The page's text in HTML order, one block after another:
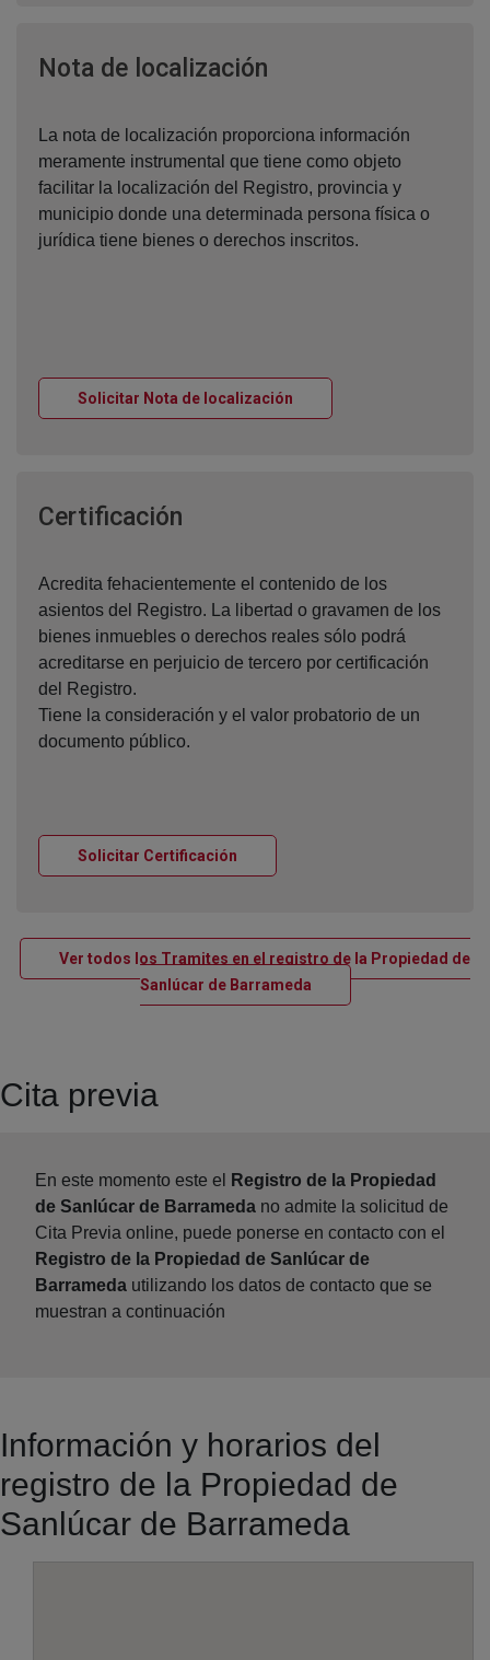
Nota de localización
La nota de localización proporciona información
meramente instrumental que tiene como objeto
facilitar la localización del Registro, provincia y
municipio donde una determinada persona física o
jurídica tiene bienes o derechos inscritos.
Solicitar Nota de localización
Certificación
Acredita fehacientemente el contenido de los
asientos del Registro. La libertad o gravamen de los
bienes inmuebles o derechos reales sólo podrá
acreditarse en perjuicio de tercero por certificación
del Registro.
Tiene la consideración y el valor probatorio de un
documento público.
Solicitar Certificación
Ver todos los Tramites en el registro de la Propiedad de
Sanlúcar de BarramedaVentana nueva
Cita previa
En este momento este el
Registro de la Propiedad
de Sanlúcar de Barrameda no admite la solicitud de
Cita Previa online, puede ponerse en contacto con el
Registro de la Propiedad de Sanlúcar de
Barrameda utilizando los datos de contacto que se
muestran a continuación
Información y horarios del
registro de la Propiedad de
Sanlúcar de Barrameda